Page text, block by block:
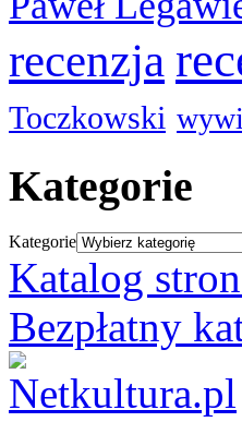
recenzja
Toczkowski
Kategorie
Kategorie
Katalog
Bezpłatny